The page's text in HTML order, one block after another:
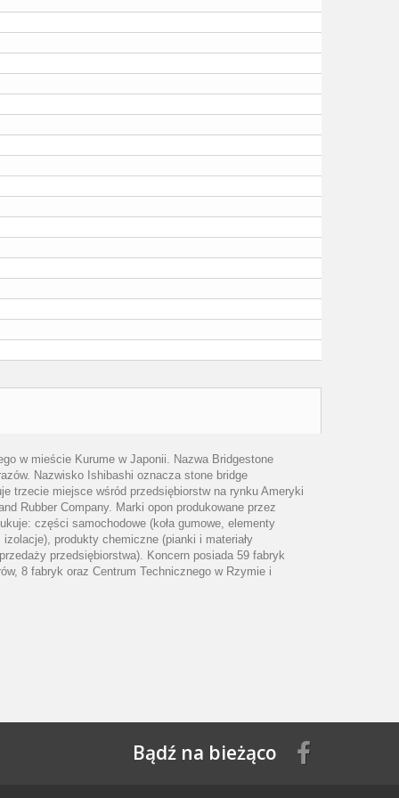
w mieście Kurume w Japonii. Nazwa Bridgestone
Nazwisko Ishibashi oznacza stone bridge
trzecie miejsce wśród przedsiębiorstw na rynku Ameryki
Rubber Company. Marki opon produkowane przez
części samochodowe (koła gumowe, elementy
produkty chemiczne (pianki i materiały
przedsiębiorstwa). Koncern posiada 59 fabryk
8 fabryk oraz Centrum Technicznego w Rzymie i
Bądź na bieżąco